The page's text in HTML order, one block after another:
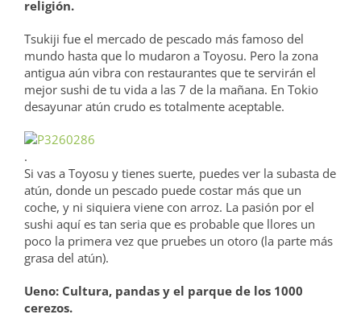
religión.
Tsukiji fue el mercado de pescado más famoso del
mundo hasta que lo mudaron a Toyosu. Pero la zona
antigua aún vibra con restaurantes que te servirán el
mejor sushi de tu vida a las 7 de la mañana. En Tokio
desayunar atún crudo es totalmente aceptable.
.
Si vas a Toyosu y tienes suerte, puedes ver la subasta de
atún, donde un pescado puede costar más que un
coche, y ni siquiera viene con arroz. La pasión por el
sushi aquí es tan seria que es probable que llores un
poco la primera vez que pruebes un otoro (la parte más
grasa del atún).
Ueno: Cultura, pandas y el parque de los 1000
cerezos.